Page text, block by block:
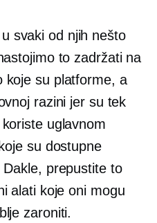
svaki od njih nešto
to zadržati na
koje su platforme, a
razini jer su tek
uglavnom
su dostupne
prepustite to
alati koje oni mogu
zaroniti.